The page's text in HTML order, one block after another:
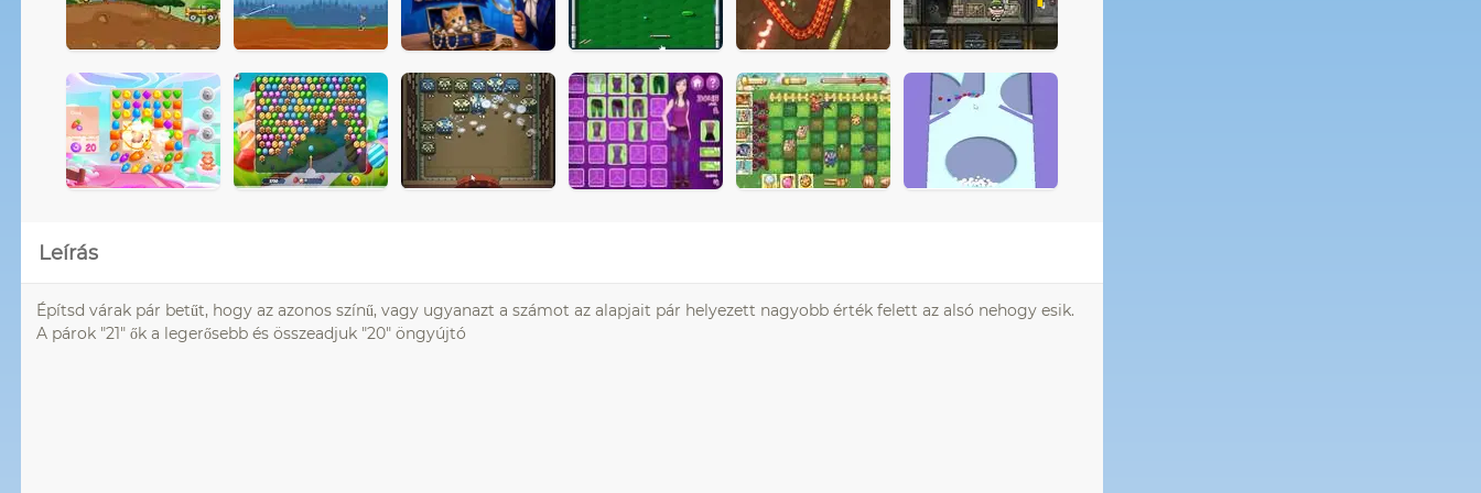
Leírás
Építsd várak pár betűt, hogy az azonos színű, vagy ugyanazt a számot az alapjait pár helyezett nagyobb érték felett az alsó nehogy esik.
A párok "21" ők a legerősebb és összeadjuk "20" öngyújtó